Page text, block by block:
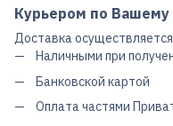
Курьером по Вашему
Доставка
Наличными при
Банковской картой
Оплата частями